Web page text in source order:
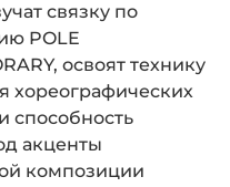
связку по
POLE
освоят технику
хореографических
способность
акценты
композиции